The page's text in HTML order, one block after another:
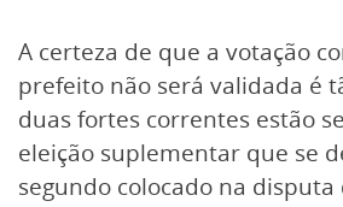
A certeza de que a votação
prefeito não será validada é
duas fortes correntes estão
eleição suplementar que se
segundo colocado na disputa